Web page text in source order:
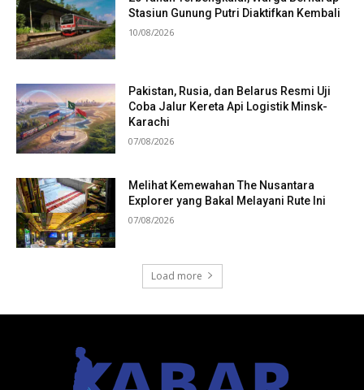
Stasiun Gunung Putri Diaktifkan Kembali
10/08/2026
Pakistan, Rusia, dan Belarus Resmi Uji
Coba Jalur Kereta Api Logistik Minsk-
Karachi
07/08/2026
Melihat Kemewahan The Nusantara
Explorer yang Bakal Melayani Rute Ini
07/08/2026
Load more